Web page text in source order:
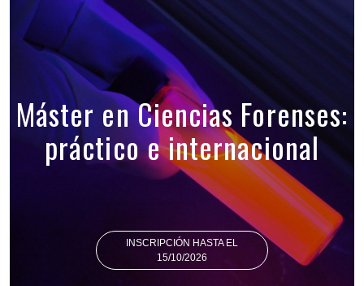
Máster en Ciencias Forenses:
práctico e internacional
INSCRIPCIÓN HASTA EL
15/10/2026